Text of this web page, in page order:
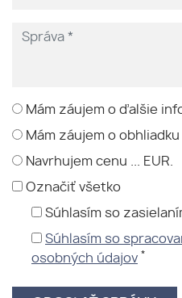
Mám záujem o ďalšie
Mám záujem o
Navrhujem cenu ... EUR.
Označiť všetko
Súhlasím so
Súhlasím so
osobných údajov *